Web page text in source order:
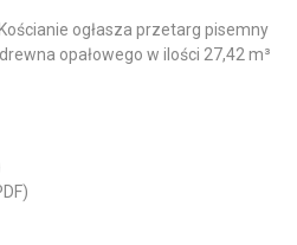
ogłasza przetarg pisemny
opałowego w ilości 27,42 m³